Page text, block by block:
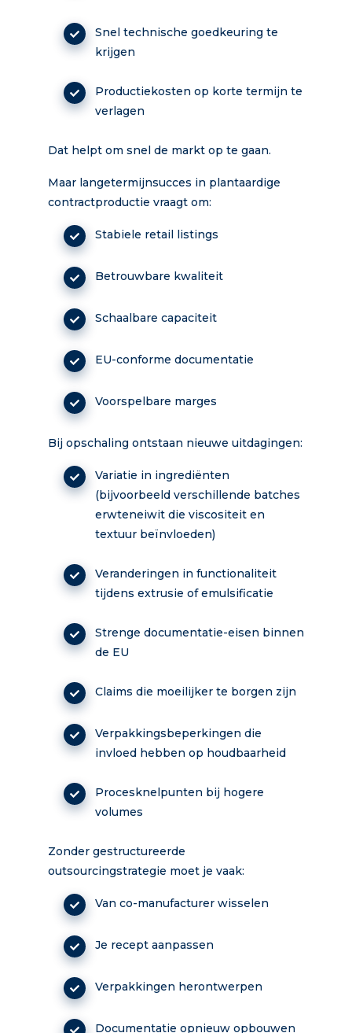
Snel technische goedkeuring te
krijgen
Productiekosten op korte termijn te
verlagen
Dat helpt om snel de markt op te gaan.
Maar langetermijnsucces in plantaardige
contractproductie vraagt om:
Stabiele retail listings
Betrouwbare kwaliteit
Schaalbare capaciteit
EU-conforme documentatie
Voorspelbare marges
Bij opschaling ontstaan nieuwe uitdagingen:
Variatie in ingrediënten
(bijvoorbeeld verschillende batches
erwteneiwit die viscositeit en
textuur beïnvloeden)
Veranderingen in functionaliteit
tijdens extrusie of emulsificatie
Strenge documentatie-eisen binnen
de EU
Claims die moeilijker te borgen zijn
Verpakkingsbeperkingen die
invloed hebben op houdbaarheid
Procesknelpunten bij hogere
volumes
Zonder gestructureerde
outsourcingstrategie moet je vaak:
Van co-manufacturer wisselen
Je recept aanpassen
Verpakkingen herontwerpen
Documentatie opnieuw opbouwen